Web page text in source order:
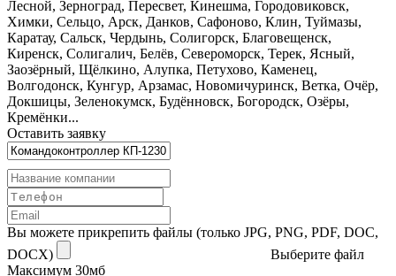
Лесной, Зерноград, Пересвет, Кинешма, Городовиковск,
Химки, Сельцо, Арск, Данков, Сафоново, Клин, Туймазы,
Каратау, Сальск, Чердынь, Солигорск, Благовещенск,
Киренск, Солигалич, Белёв, Североморск, Терек, Ясный,
Заозёрный, Щёлкино, Алупка, Петухово, Каменец,
Волгодонск, Кунгур, Арзамас, Новомичуринск, Ветка, Очёр,
Докшицы, Зеленокумск, Будённовск, Богородск, Озёры,
Кремёнки...
Оставить заявку
Вы можете прикрепить файлы (только JPG, PNG, PDF, DOC,
DOCX)
Выберите файл
Максимум 30мб